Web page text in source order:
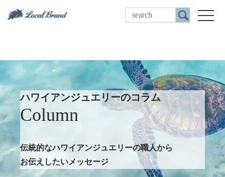
ご来店予約
ハワイアンジュエリーのコラム
Column
伝統的なハワイアンジュエリーの職人から
お伝えしたいメッセージ